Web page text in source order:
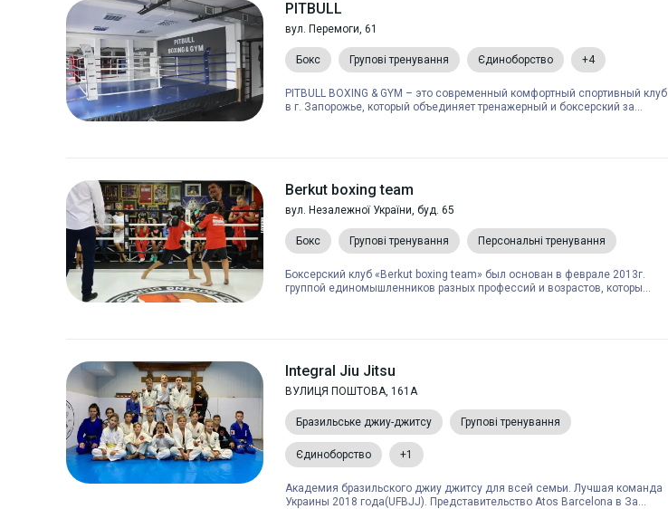
PITBULL
вул. Перемоги, 61
Бокс Групові тренування Єдиноборство +4
PITBULL BOXING & GYM – это современный комфортный спортивный клуб
в г. Запорожье, который объединяет тренажерный и боксерский за...
Berkut boxing team
вул. Незалежної України, буд. 65
Бокс Групові тренування Персональні тренування
Боксерский клуб «Berkut boxing team» был основан в феврале 2013г.
группой единомышленников разных профессий и возрастов, которы...
Integral Jiu Jitsu
ВУЛИЦЯ ПОШТОВА, 161А
Бразильське джиу-джитсу Групові тренування
Єдиноборство +1
Академия бразильского джиу джитсу для всей семьи. Лучшая команда
Украины 2018 года(UFBJJ). Представительство Atos Barcelona в За...